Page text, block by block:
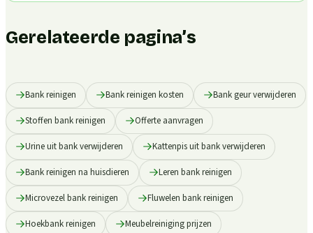
Gerelateerde pagina’s
Bank reinigen Bank reinigen kosten Bank geur verwijderen
Stoffen bank reinigen Offerte aanvragen
Urine uit bank verwijderen Kattenpis uit bank verwijderen
Bank reinigen na huisdieren Leren bank reinigen
Microvezel bank reinigen Fluwelen bank reinigen
Hoekbank reinigen Meubelreiniging prijzen